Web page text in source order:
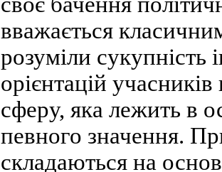
вважається
розуміли сукупність
орієнтацій
сферу, яка лежить в
певного значення.
складаються на